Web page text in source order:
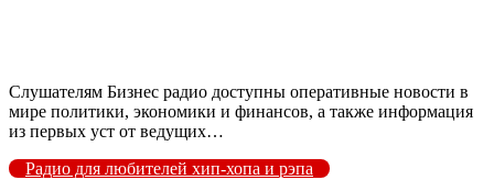
Слушателям Бизнес радио доступны оперативные новости в
мире политики, экономики и финансов, а также информация
из первых уст от ведущих…
Радио для любителей хип-хопа и рэпа